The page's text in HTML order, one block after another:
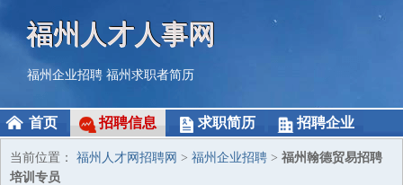
福州人才人事网
福州企业招聘 福州求职者简历
首页 招聘信息 求职简历 招聘企业
当前位置： 福州人才网招聘网 > 福州企业招聘 > 福州翰德贸易招聘
培训专员